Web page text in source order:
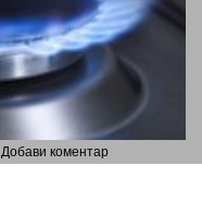
Добави коментар